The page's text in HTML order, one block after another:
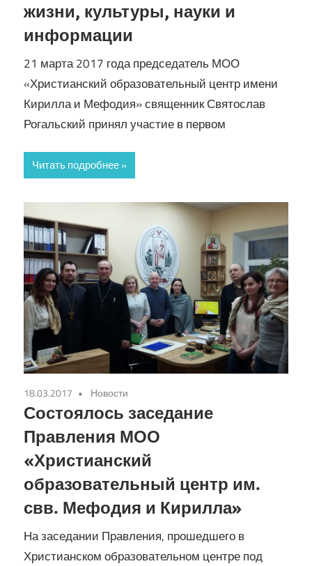
жизни, культуры, науки и
информации
21 марта 2017 года председатель МОО
«Христианский образовательный центр имени
Кирилла и Мефодия» священник Святослав
Рогальский принял участие в первом
Читать подробнее
18.03.2017 Новости
Состоялось заседание
Правления МОО
«Христианский
образовательный центр им.
свв. Мефодия и Кирилла»
На заседании Правления, прошедшего в
Христианском образовательном центре под